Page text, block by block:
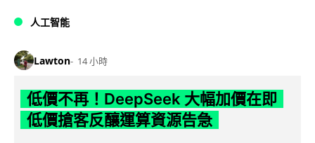
人工智能
Lawton 14 小時
低價不再！DeepSeek 大幅加價在即
低價搶客反釀運算資源告急